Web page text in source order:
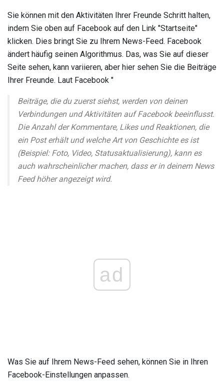
Sie können mit den Aktivitäten Ihrer Freunde Schritt halten,
indem Sie oben auf Facebook auf den Link "Startseite"
klicken. Dies bringt Sie zu Ihrem News-Feed. Facebook
ändert häufig seinen Algorithmus. Das, was Sie auf dieser
Seite sehen, kann variieren, aber hier sehen Sie die Beiträge
Ihrer Freunde. Laut Facebook "
Beiträge, die du zuerst siehst, werden von deinen
Verbindungen und Aktivitäten auf Facebook beeinflusst.
Die Anzahl der Kommentare, Likes und Reaktionen, die
ein Post erhält und welche Art von Geschichte es ist
(Beispiel: Foto, Video, Statusaktualisierung), kann es
auch wahrscheinlicher machen, dass er in deinem News
Feed höher angezeigt wird.
ad
Was Sie auf Ihrem News-Feed sehen, können Sie in Ihren
Facebook-Einstellungen anpassen.